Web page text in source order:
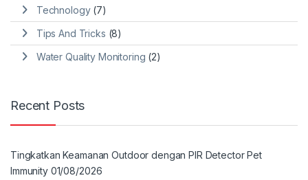
Technology(7)
Tips And Tricks (8)
Water Quality Monitoring (2)
Recent Posts
Tingkatkan Keamanan Outdoor dengan PIR Detector Pet
Immunity 01/08/2026